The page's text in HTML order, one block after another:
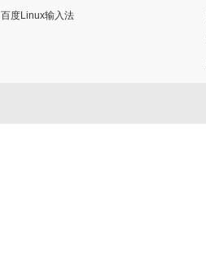
百度Linux输入法